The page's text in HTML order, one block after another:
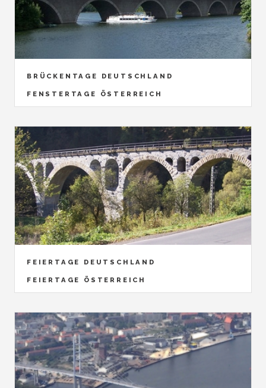
BRÜCKENTAGE DEUTSCHLAND
FENSTERTAGE ÖSTERREICH
FEIERTAGE DEUTSCHLAND
FEIERTAGE ÖSTERREICH